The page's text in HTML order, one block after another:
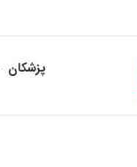
پزشکان